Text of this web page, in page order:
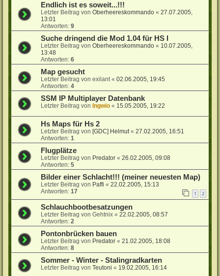
Endlich ist es soweit...!!!
Letzter Beitrag vonOberheereskommando «27.07.2005,
13:01
Antworten:9
Suche dringend die Mod 1.04 für HS I
Letzter Beitrag vonOberheereskommando « 10.07.2005,
13:48
Antworten:6
Map gesucht
Letzter Beitrag vonexilant «02.06.2005, 19:45
Antworten:4
SSM IP Multiplayer Datenbank
Letzter Beitrag vonIngwio « 15.05.2005, 19:22
Hs Maps für Hs 2
Letzter Beitrag von[GDC] Helmut «27.02.2005, 16:51
Antworten:1
Flugplätze
Letzter Beitrag von Predator «26.02.2005, 09:08
Antworten:5
Bilder einer Schlacht!!! (meiner neuesten Map)
Letzter Beitrag von Paffi «22.02.2005, 15:13
Antworten:17 1 2
Schlauchbootbesatzungen
Letzter Beitrag vonGehtnix «22.02.2005, 08:57
Antworten:2
Pontonbrücken bauen
Letzter Beitrag von Predator «21.02.2005, 18:08
Antworten:8
Sommer - Winter - Stalingradkarten
Letzter Beitrag vonTeutoni « 19.02.2005, 16:14